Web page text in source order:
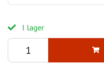
I lager